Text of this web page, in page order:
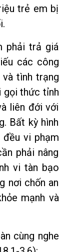
trẻ em bị
phải trả giá
các công
tình trạng
gọi thức tỉnh
liên đới với
Bất kỳ hình
vi phạm
phải nâng
vi tàn bạo
nơi chốn an
mạnh và
cùng nghe